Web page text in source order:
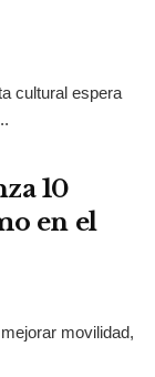
cultural espera
10
en el
movilidad,